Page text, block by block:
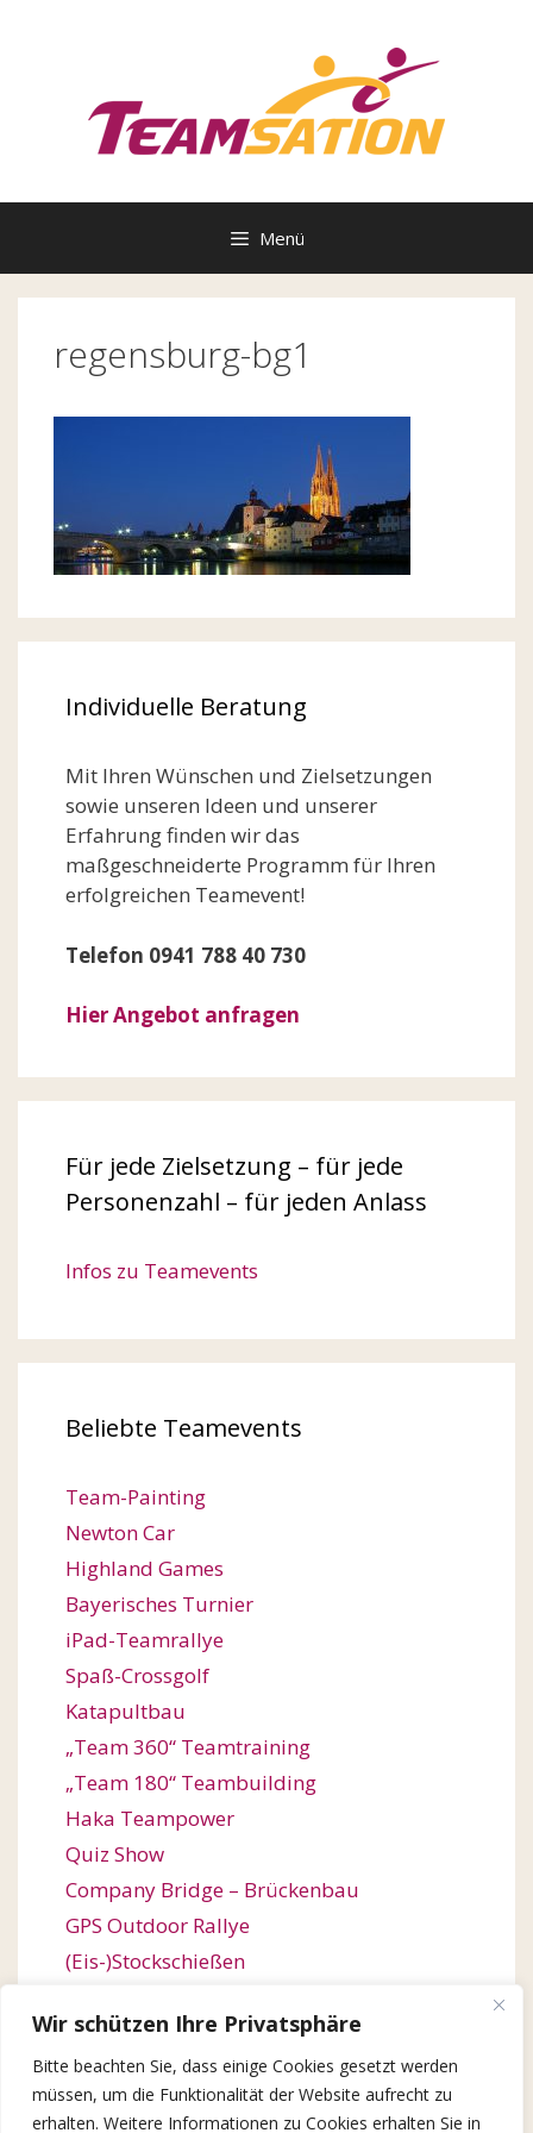
Wir schützen Ihre Privatsphäre
Bitte beachten Sie, dass einige Cookies gesetzt werden
müssen, um die Funktionalität der Website aufrecht zu
erhalten. Weitere Informationen zu Cookies erhalten Sie in
Menü
regensburg-bg1
Individuelle Beratung
Mit Ihren Wünschen und Zielsetzungen
sowie unseren Ideen und unserer
Erfahrung finden wir das
maßgeschneiderte Programm für Ihren
erfolgreichen Teamevent!
Telefon 0941 788 40 730
Hier Angebot anfragen
Für jede Zielsetzung – für jede
Personenzahl – für jeden Anlass
Infos zu Teamevents
Beliebte Teamevents
Team-Painting
Newton Car
Highland Games
Bayerisches Turnier
iPad-Teamrallye
Spaß-Crossgolf
Katapultbau
„Team 360“ Teamtraining
„Team 180“ Teambuilding
Haka Teampower
Quiz Show
Company Bridge – Brückenbau
GPS Outdoor Rallye
(Eis-)Stockschießen
Orienteering / Orientierungswanderung
Outdoor Team Challenge
Kugelbahn-Bau / Roller Coaster